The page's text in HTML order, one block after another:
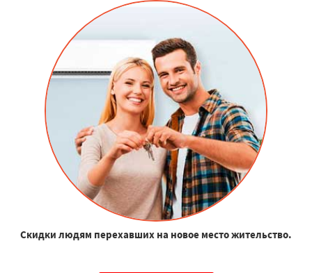
Скидки людям перехавших на новое место жительство.